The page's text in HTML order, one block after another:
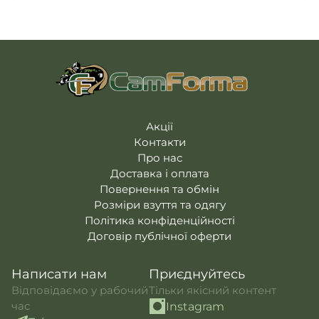
200 ₴
Балаклава WinTac флісова чорна
Балаклава мікрофлісова OLIVE 160 олива
Акції
Контакти
Про нас
Доставка і оплата
Повернення та обмін
Розміри взуття та одягу
Політика конфіденційності
Договір публічної оферти
Написати нам
Відповідаємо у рабочий
час
Приєднуйтесь
Тільки якісний контент
Instagram